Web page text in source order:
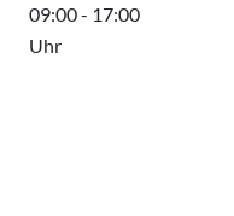
09:00 - 17:00
Uhr